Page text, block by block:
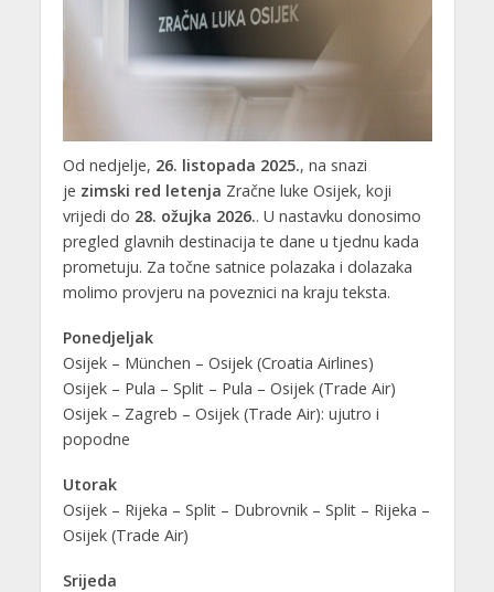
Od nedjelje, 26. listopada 2025., na snazi
je zimski red letenja Zračne luke Osijek, koji
vrijedi do 28. ožujka 2026.. U nastavku donosimo
pregled glavnih destinacija te dane u tjednu kada
prometuju. Za točne satnice polazaka i dolazaka
molimo provjeru na poveznici na kraju teksta.
Ponedjeljak
Osijek – München – Osijek (Croatia Airlines)
Osijek – Pula – Split – Pula – Osijek (Trade Air)
Osijek – Zagreb – Osijek (Trade Air): ujutro i
popodne
Utorak
Osijek – Rijeka – Split – Dubrovnik – Split – Rijeka –
Osijek (Trade Air)
Srijeda